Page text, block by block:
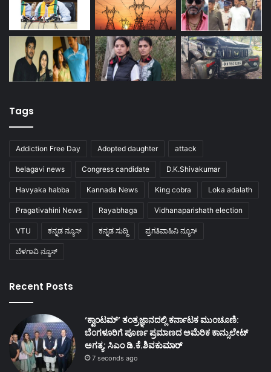
Tags
Addiction Free Day Adopted daughter attack
belagavi news Congress candidate D.K.Shivakumar
Havyaka habba Kannada News King cobra Loka adalath
Pragativahini News Rayabhaga Vidhanaparishath election
VTU ಕನ್ನಡ ನ್ಯೂಸ್ ಕನ್ನಡ ಸುದ್ದಿ ಪ್ರಗತಿವಾಹಿನಿ ನ್ಯೂಸ್
ಬೆಳಗಾವಿ ನ್ಯೂಸ್
Recent Posts
‘ಕ್ವಾಂಟಮ್’ ತಂತ್ರಜ್ಞಾನದಲ್ಲಿ ಕರ್ನಾಟಕ ಮುಂಚೂಣಿ:
ಬೆಂಗಳೂರಿಗೆ ಪೂರ್ಣ ಪ್ರಮಾಣದ ಅಮೆರಿಕ ಕಾನ್ಸುಲೇಟ್
ಅಗತ್ಯ: ಸಿಎಂ ಡಿ.ಕೆ.ಶಿವಕುಮಾರ್
7 seconds ago